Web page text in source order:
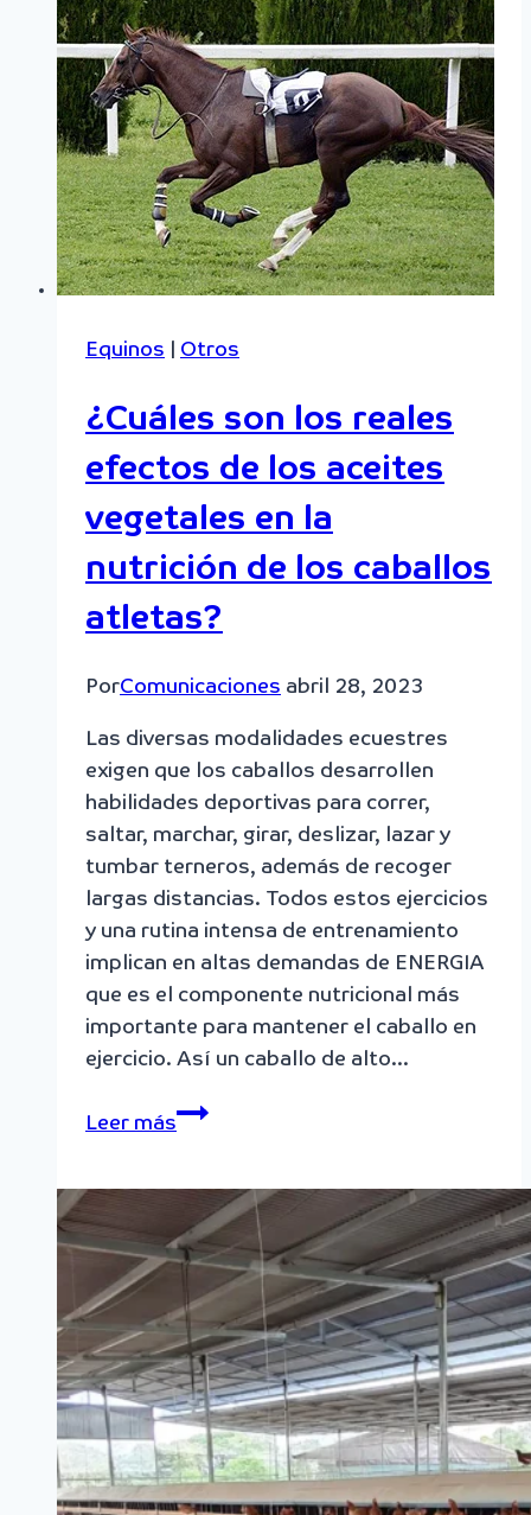
Bienestar
en
los
caballos
Equinos Otros
¿Cuáles son los reales
efectos de los aceites
vegetales en la
nutrición de los caballos
atletas?
PorComunicaciones abril 28, 2023
Las diversas modalidades ecuestres
exigen que los caballos desarrollen
habilidades deportivas para correr,
saltar, marchar, girar, deslizar, lazar y
tumbar terneros, además de recoger
largas distancias. Todos estos ejercicios
y una rutina intensa de entrenamiento
implican en altas demandas de ENERGIA
que es el componente nutricional más
importante para mantener el caballo en
ejercicio. Así un caballo de alto…
Leer más
¿Cuáles
reales
efectos
de
los
aceites
vegetales
en
la
nutrición
de